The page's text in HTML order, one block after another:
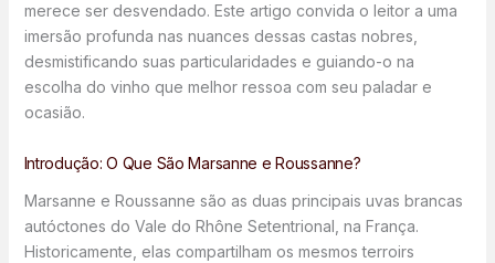
merece ser desvendado. Este artigo convida o leitor a uma
imersão profunda nas nuances dessas castas nobres,
desmistificando suas particularidades e guiando-o na
escolha do vinho que melhor ressoa com seu paladar e
ocasião.
Introdução: O Que São Marsanne e Roussanne?
Marsanne e Roussanne são as duas principais uvas brancas
autóctones do Vale do Rhône Setentrional, na França.
Historicamente, elas compartilham os mesmos terroirs